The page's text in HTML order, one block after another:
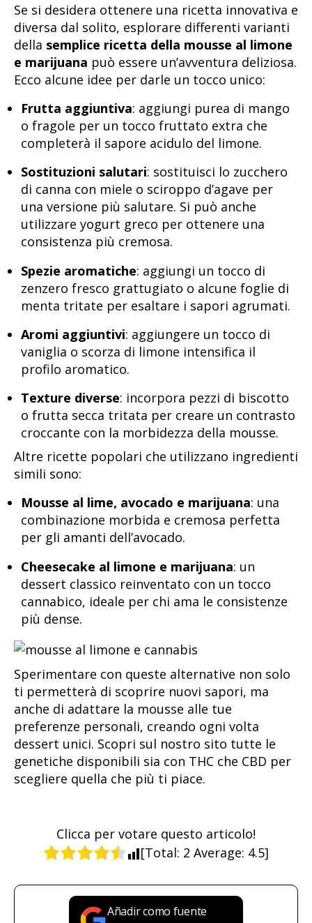
Se si desidera ottenere una ricetta innovativa e
diversa dal solito, esplorare differenti varianti
della semplice ricetta della mousse al limone
e marijuana può essere un’avventura deliziosa.
Ecco alcune idee per darle un tocco unico:
Frutta aggiuntiva: aggiungi purea di mango
o fragole per un tocco fruttato extra che
completerà il sapore acidulo del limone.
Sostituzioni salutari: sostituisci lo zucchero
di canna con miele o sciroppo d’agave per
una versione più salutare. Si può anche
utilizzare yogurt greco per ottenere una
consistenza più cremosa.
Spezie aromatiche: aggiungi un tocco di
zenzero fresco grattugiato o alcune foglie di
menta tritate per esaltare i sapori agrumati.
Aromi aggiuntivi: aggiungere un tocco di
vaniglia o scorza di limone intensifica il
profilo aromatico.
Texture diverse: incorpora pezzi di biscotto
o frutta secca tritata per creare un contrasto
croccante con la morbidezza della mousse.
Altre ricette popolari che utilizzano ingredienti
simili sono:
Mousse al lime, avocado e marijuana: una
combinazione morbida e cremosa perfetta
per gli amanti dell’avocado.
Cheesecake al limone e marijuana: un
dessert classico reinventato con un tocco
cannabico, ideale per chi ama le consistenze
più dense.
Sperimentare con queste alternative non solo
ti permetterà di scoprire nuovi sapori, ma
anche di adattare la mousse alle tue
preferenze personali, creando ogni volta
dessert unici. Scopri sul nostro sito tutte le
genetiche disponibili sia con THC che CBD per
scegliere quella che più ti piace.
Clicca per votare questo articolo!
[Total: 2 Average: 4.5]
Añadir como fuente